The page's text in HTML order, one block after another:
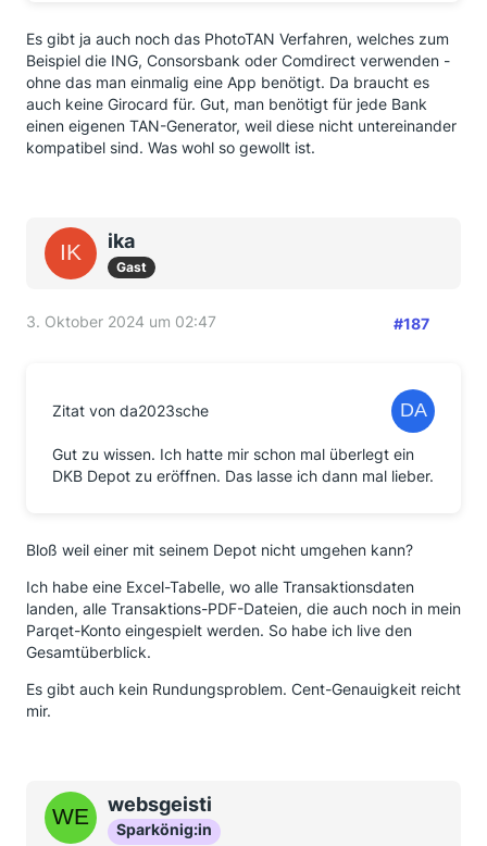
Es gibt ja auch noch das PhotoTAN Verfahren, welches zum
Beispiel die ING, Consorsbank oder Comdirect verwenden -
ohne das man einmalig eine App benötigt. Da braucht es
auch keine Girocard für. Gut, man benötigt für jede Bank
einen eigenen TAN-Generator, weil diese nicht untereinander
kompatibel sind. Was wohl so gewollt ist.
ika
Gast
3. Oktober 2024 um 02:47 #187
Zitat von da2023sche
Gut zu wissen. Ich hatte mir schon mal überlegt ein
DKB Depot zu eröffnen. Das lasse ich dann mal lieber.
Bloß weil einer mit seinem Depot nicht umgehen kann?
Ich habe eine Excel-Tabelle, wo alle Transaktionsdaten
landen, alle Transaktions-PDF-Dateien, die auch noch in mein
Parqet-Konto eingespielt werden. So habe ich live den
Gesamtüberblick.
Es gibt auch kein Rundungsproblem. Cent-Genauigkeit reicht
mir.
websgeisti
Sparkönig:in